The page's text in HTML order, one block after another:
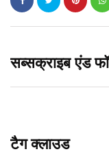
सब्सक्राइब एंड
टैग क्लाउड